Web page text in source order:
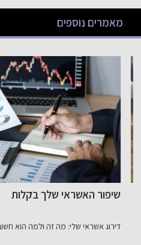
מאמרים נוספים
שיפור האשראי שלך בקלות
דירוג אשראי שלי: מה זה ולמה הוא